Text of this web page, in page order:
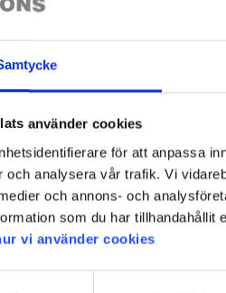
använder cookies
för att anpassa
och analysera vår trafik. Vi
och annons- och
som du har
vi använder cookies
Adventure
Bewertung: 4.7 von 5
High
1520